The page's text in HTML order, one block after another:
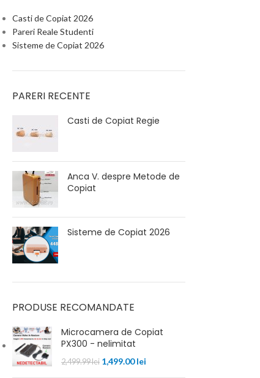
Casti de Copiat 2026
Pareri Reale Studenti
Sisteme de Copiat 2026
PARERI RECENTE
Casti de Copiat Regie
Anca V. despre Metode de
Copiat
Sisteme de Copiat 2026
PRODUSE RECOMANDATE
Microcamera de Copiat
PX300 - nelimitat
2,499.99lei 1,499.00lei